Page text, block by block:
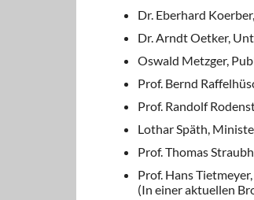
Dr. Eberhard
Dr. Arndt Oetker,
Oswald Metzger,
Prof. Bernd
Prof. Randolf
Lothar Späth,
Prof. Thomas
Prof. Hans
(In einer aktuellen